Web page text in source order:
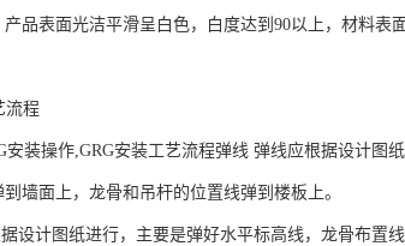
品表面光洁平滑呈白色，白度达到90以上，材料
流程
装操作,GRG安装工艺流程弹线 弹线应根据设计图
墙面上，龙骨和吊杆的位置线弹到楼板上。
计图纸进行，主要是弹好水平标高线，龙骨布置